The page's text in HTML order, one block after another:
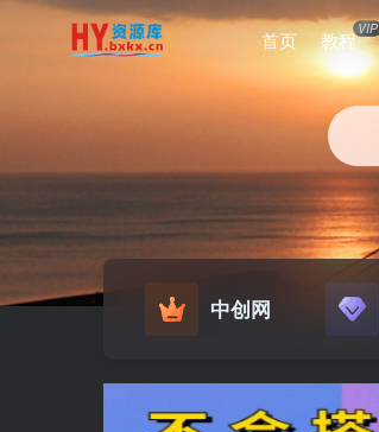
首页 教程VIP
中创网